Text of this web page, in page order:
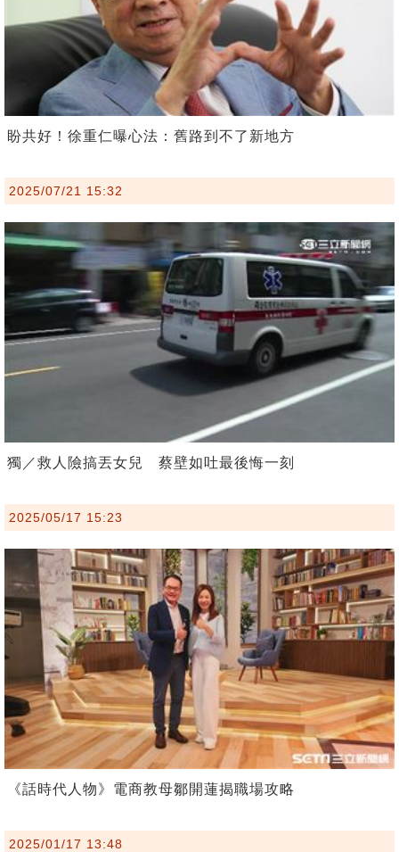
盼共好！徐重仁曝心法：舊路到不了新地方
2025/07/21 15:32
獨／救人險搞丟女兒 蔡壁如吐最後悔一刻
2025/05/17 15:23
《話時代人物》電商教母鄒開蓮揭職場攻略
2025/01/17 13:48